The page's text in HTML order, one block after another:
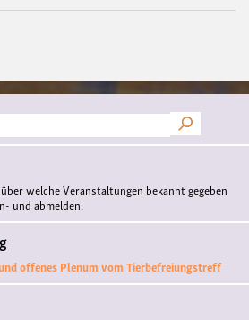
welche Veranstaltungen bekannt gegeben
und abmelden.
offenes Plenum vom Tierbefreiungstreff